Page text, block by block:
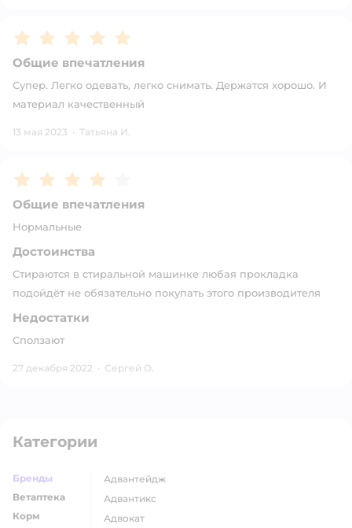
Рейтинг:5
Общие впечатления
Супер. Легко одевать, легко снимать. Держатся хорошо. И
материал качественный
13 мая 2023 · Татьяна И.
Рейтинг:4
Общие впечатления
Нормальные
Достоинства
Стираются в стиральной машинке любая прокладка
подойдёт не обязательно покупать этого производителя
Недостатки
Сползают
27 декабря 2022 · Сергей О.
Категории
Бренды
Ветаптека
Корм
адвантейдж
адвантикс
адвокат